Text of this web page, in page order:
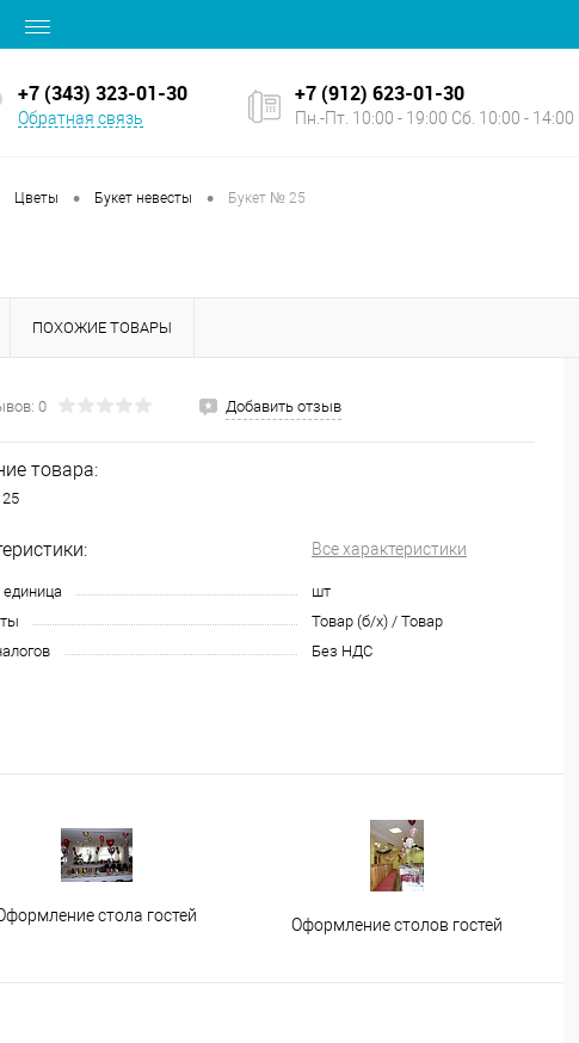
+7 (343) 323-01-30
Обратная связь
+7 (912) 623-01-30
Пн.-Пт. 10:00 - 19:00 Сб. 10:00 - 14:00
Цветы • Букет невесты • Букет № 25
ПОХОЖИЕ ТОВАРЫ
0 Добавить отзыв
товара:
Все характеристики
шт
Товар (б/х) / Товар
Без НДС
стола гостей Оформление столов гостей